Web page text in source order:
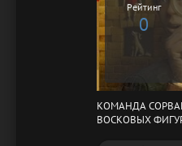
Рейтинг
0
КОМАНДА
ВОСКОВЫХ